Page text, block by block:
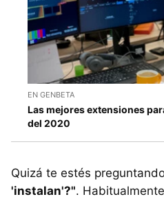
EN GENBETA
Las mejores extensiones
del 2020
Quizá te estés
'instalan'?".